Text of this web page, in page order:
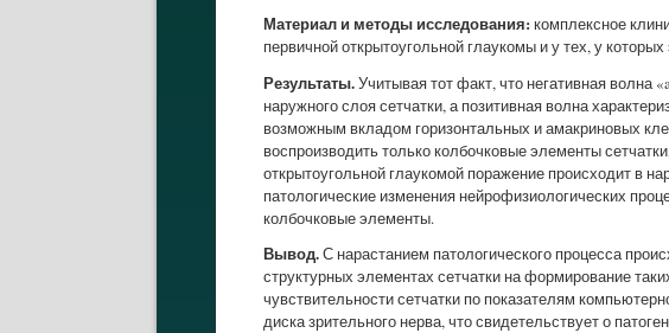
Материал и методы исследования: комплексное
первичной открытоугольной глаукомы и у тех, у
Результаты.Учитывая тот факт, что негативная волна
наружного слоя сетчатки, а позитивная волна
возможным вкладом горизонтальных и амакриновых
воспроизводить только колбочковые элементы
открытоугольной глаукомой поражение происходит в
патологические изменения нейрофизиологических
колбочковые элементы.
Вывод.С нарастанием патологического процесса
структурных элементах сетчатки на формирование
чувствительности сетчатки по показателям
диска зрительного нерва, что свидетельствует о